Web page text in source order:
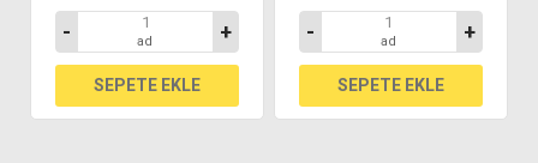
-
ad +
-
ad +